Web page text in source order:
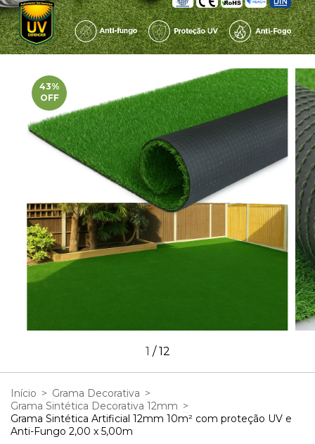
43%
OFF
1 /12
Início > Grama Decorativa >
Grama Sintética Decorativa 12mm >
Grama Sintética Artificial 12mm 10m² com proteção UV e
Anti-Fungo 2,00 x 5,00m